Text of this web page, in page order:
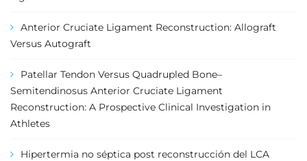
Anterior Cruciate Ligament Reconstruction: Allograft
Versus Autograft
Patellar Tendon Versus Quadrupled Bone–
Semitendinosus Anterior Cruciate Ligament
Reconstruction: A Prospective Clinical Investigation in
Athletes
Hipertermia no séptica post reconstrucción del LCA